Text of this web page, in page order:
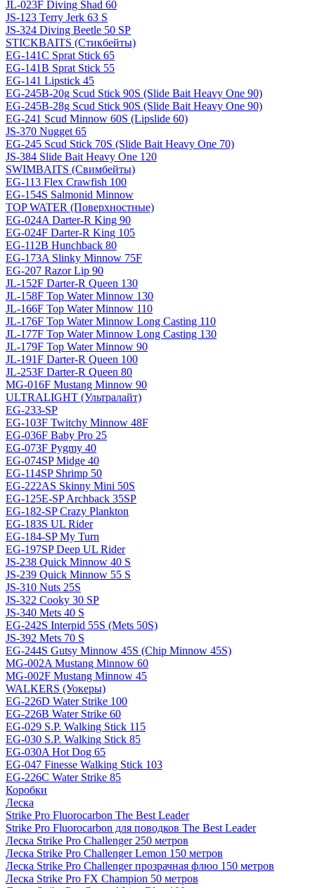
JL-023F Diving Shad 60
JS-123 Terry Jerk 63 S
JS-324 Diving Beetle 50 SP
STICKBAITS (Стикбейты)
EG-141C Sprat Stick 65
EG-141B Sprat Stick 55
EG-141 Lipstick 45
EG-245B-20g Scud Stick 90S (Slide Bait Heavy One 90)
EG-245B-28g Scud Stick 90S (Slide Bait Heavy One 90)
EG-241 Scud Minnow 60S (Lipslide 60)
JS-370 Nugget 65
EG-245 Scud Stick 70S (Slide Bait Heavy One 70)
JS-384 Slide Bait Heavy One 120
SWIMBAITS (Свимбейты)
EG-113 Flex Crawfish 100
EG-154S Salmonid Minnow
TOP WATER (Поверхностные)
EG-024A Darter-R King 90
EG-024F Darter-R King 105
EG-112B Hunchback 80
EG-173A Slinky Minnow 75F
EG-207 Razor Lip 90
JL-152F Darter-R Queen 130
JL-158F Top Water Minnow 130
JL-166F Top Water Minnow 110
JL-176F Top Water Minnow Long Casting 110
JL-177F Top Water Minnow Long Casting 130
JL-179F Top Water Minnow 90
JL-191F Darter-R Queen 100
JL-253F Darter-R Queen 80
MG-016F Mustang Minnow 90
ULTRALIGHT (Ультралайт)
EG-233-SP
EG-103F Twitchy Minnow 48F
EG-036F Baby Pro 25
EG-073F Pygmy 40
EG-074SP Midge 40
EG-114SP Shrimp 50
EG-222AS Skinny Mini 50S
EG-125E-SP Archback 35SP
EG-182-SP Crazy Plankton
EG-183S UL Rider
EG-184-SP My Turn
EG-197SP Deep UL Rider
JS-238 Quick Minnow 40 S
JS-239 Quick Minnow 55 S
JS-310 Nuts 25S
JS-322 Cooky 30 SP
JS-340 Mets 40 S
EG-242S Interpid 55S (Mets 50S)
JS-392 Mets 70 S
EG-244S Gutsy Minnow 45S (Chip Minnow 45S)
MG-002A Mustang Minnow 60
MG-002F Mustang Minnow 45
WALKERS (Уокеры)
EG-226D Water Strike 100
EG-226B Water Strike 60
EG-029 S.P. Walking Stick 115
EG-030 S.P. Walking Stick 85
EG-030A Hot Dog 65
EG-047 Finesse Walking Stick 103
EG-226C Water Strike 85
Коробки
Леска
Strike Pro Fluorocarbon The Best Leader
Strike Pro Fluorocarbon для поводков The Best Leader
Леска Strike Pro Challenger 250 метров
Леска Strike Pro Challenger Lemon 150 метров
Леска Strike Pro Challenger прозрачная флюо 150 метров
Леска Strike Pro FX Champion 50 метров